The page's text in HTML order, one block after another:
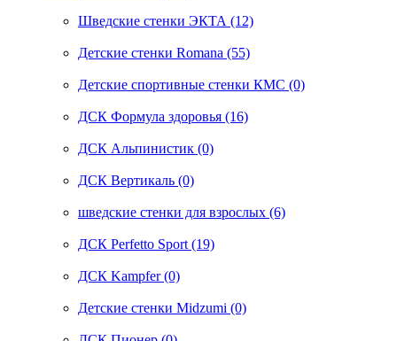
Шведские стенки ЭКТА (12)
Детские стенки Romana (55)
Детские спортивные стенки КМС (0)
ДСК Формула здоровья (16)
ДСК Альпинистик (0)
ДСК Вертикаль (0)
шведские стенки для взрослых (6)
ДСК Perfetto Sport (19)
ДСК Kampfer (0)
Детские стенки Midzumi (0)